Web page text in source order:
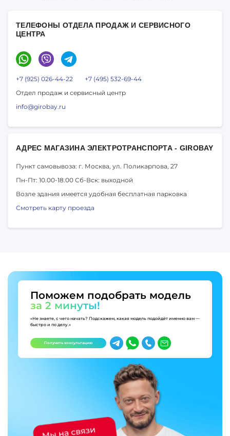
ТЕЛЕФОНЫ ОТДЕЛА ПРОДАЖ И СЕРВИСНОГО
ЦЕНТРА
+7 (925) 026-44-22
+7 (495) 532-69-44
Отдел продаж и сервисный центр
info@girobay.ru
АДРЕС МАГАЗИНА ЭЛЕКТРОТРАНСПОРТА - GIROBAY
Пункт самовывоза: г. Москва, ул. Поликарпова, 27
Пн-Пт: 10.00-18.00 Сб-Вск: выходной
Возле здания имеется удобная бесплатная парковка
Смотреть карту проезда
Поможем подобрать модель
за 2 минуты!
«Не знаете, с чего начать? Подскажем, какая модель подойдёт именно вам —
быстро и по делу.»
Получить консультацию